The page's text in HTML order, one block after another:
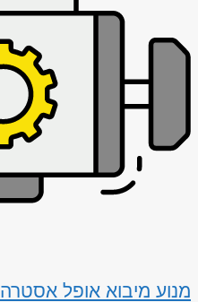
מנוע מיבוא אופל אסטרה GTC